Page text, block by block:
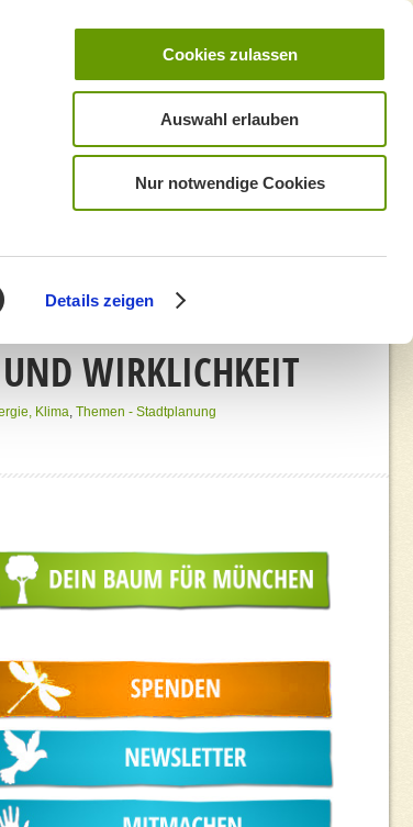
Details zeigen
Cookies zulassen
Auswahl erlauben
Nur notwendige Cookies
WIRKLICHKEIT
Klima, Themen - Stadtplanung